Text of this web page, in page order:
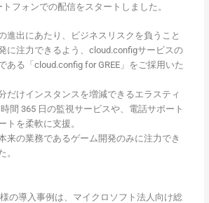
フォンでの配信をスタートしました。
進出にあたり、ビジネスリスクを負うこと
に注力できるよう、cloud.configサービスの
ある「cloud.config for GREE」をご採用いた
だけインスタンスを増減できるエラスティ
間 365 日の監視サービスや、電話サポート
トを柔軟に支援。
来の業務であるゲーム開発のみに注力でき
。
の導入事例は、マイクロソフト法人向け総